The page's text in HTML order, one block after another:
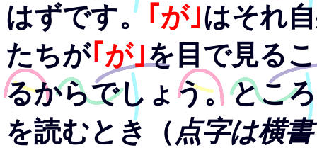
はずです。 ｢が｣はそれ
たちが｢が｣を目で見る
るからでしょう。とこ
を読むとき（点字は横